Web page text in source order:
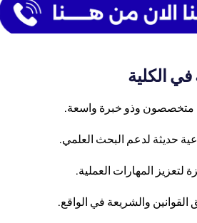
الكلية
متخصصون وذو خبرة واسعة.
حديثة لدعم البحث العلمي.
المهارات العملية.
القوانين والشريعة في الواقع.